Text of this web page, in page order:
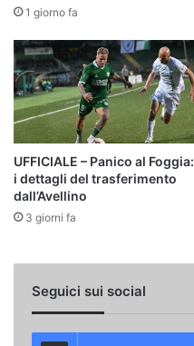
1 giorno fa
UFFICIALE – Panico al Foggia:
i dettagli del trasferimento
dall’Avellino
3 giorni fa
Seguici sui social